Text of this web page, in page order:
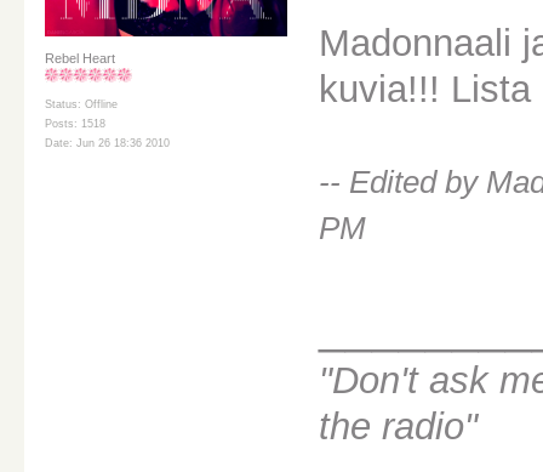
Rebel Heart
Status: Offline
Posts: 1518
Date: Jun 26 18:36 2010
Madonnaali
kuvia!!!
-- Edited by
PM
"Don't ask
the radio"